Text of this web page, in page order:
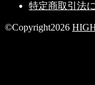
特定商取引法
©Copyright2026